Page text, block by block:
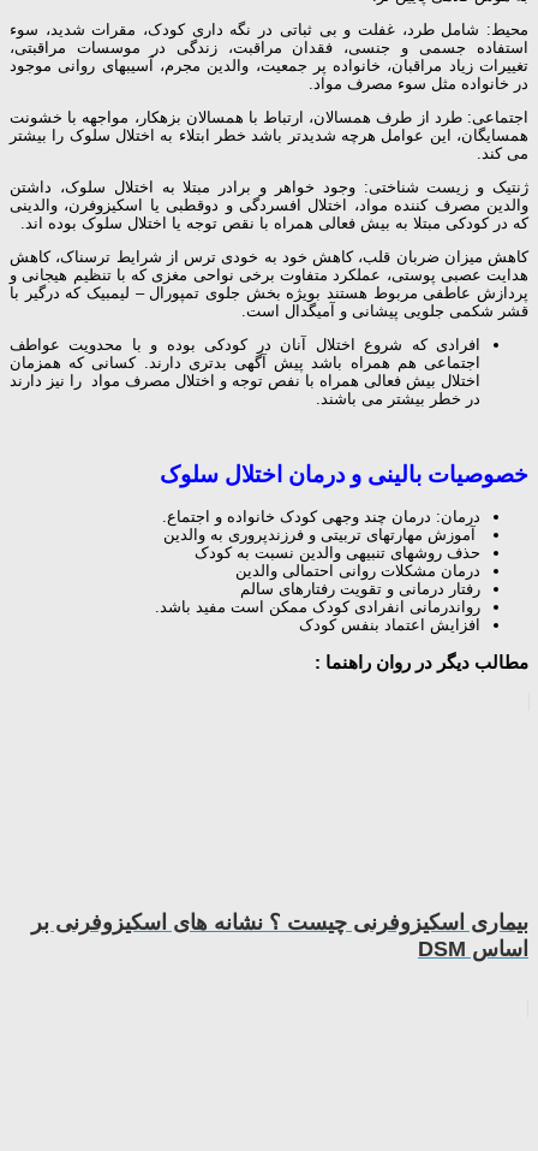
محیط: شامل طرد، غفلت و بی ثباتی در نگه داری کودک، مقرات شدید، سوء
استفاده جسمی و جنسی، فقدان مراقبت، زندگی در موسسات مراقبتی،
تغییرات زیاد مراقبان، خانواده پر جمعیت، والدین مجرم، آسیبهای روانی موجود
در خانواده مثل سوء مصرف مواد.
اجتماعی: طرد از طرف همسالان، ارتباط با همسالان بزهکار، مواجهه با خشونت
همسایگان، این عوامل هرچه شدیدتر باشد خطر ابتلاء به اختلال سلوک را بیشتر
می کند.
ژنتیک و زیست شناختی: وجود خواهر و برادر مبتلا به اختلال سلوک، داشتن
والدین مصرف کننده مواد، اختلال افسردگی و دوقطبی یا اسکیزوفرن، والدینی
که در کودکی مبتلا به بیش فعالی همراه با نقص توجه یا اختلال سلوک بوده اند.
کاهش میزان ضربان قلب، کاهش خود به خودی ترس از شرایط ترسناک، کاهش
هدایت عصبی پوستی، عملکرد متفاوت برخی نواحی مغزی که با تنظیم هیجانی و
پردازش عاطفی مربوط هستند بویژه بخش جلوی تمپورال – لیمبیک که درگیر با
قشر شکمی جلویی پیشانی و آمیگدال است.
افرادی که شروع اختلال آنان در کودکی بوده و با محدویت عواطف
اجتماعی هم همراه باشد پیش آگهی بدتری دارند. کسانی که همزمان
اختلال بیش فعالی همراه با نفص توجه و اختلال مصرف مواد را نیز دارند
در خطر بیشتر می باشند.
خصوصیات بالینی و درمان اختلال سلوک
درمان: درمان چند وجهی کودک خانواده و اجتماع.
آموزش مهارتهای تربیتی و فرزندپروری به والدین
حذف روشهای تنبیهی والدین نسبت به کودک
درمان مشکلات روانی احتمالی والدین
رفتار درمانی و تقویت رفتارهای سالم
رواندرمانی انفرادی کودک ممکن است مفید باشد.
افزایش اعتماد بنفس کودک
مطالب دیگر در روان راهنما :
بیماری اسکیزوفرنی چیست ؟ نشانه های اسکیزوفرنی بر
اساس DSM